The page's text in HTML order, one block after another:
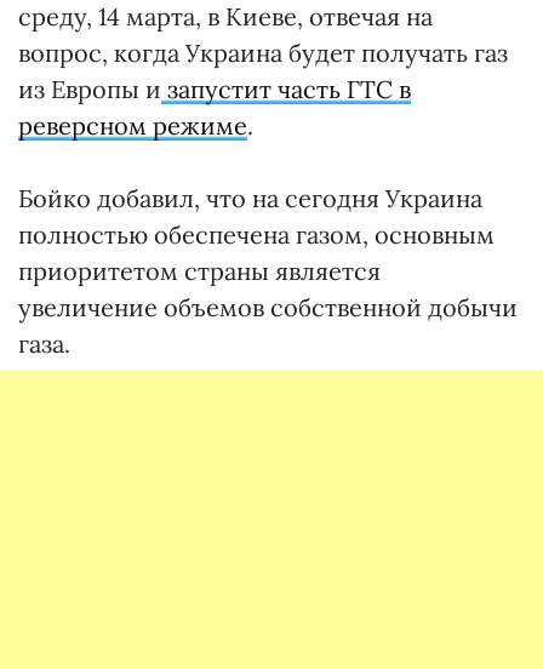
среду, 14 марта, в Киеве, отвечая на
вопрос, когда Украина будет получать газ
из Европы и запустит часть ГТС в
реверсном режиме.
Бойко добавил, что на сегодня Украина
полностью обеспечена газом, основным
приоритетом страны является
увеличение объемов собственной добычи
газа.